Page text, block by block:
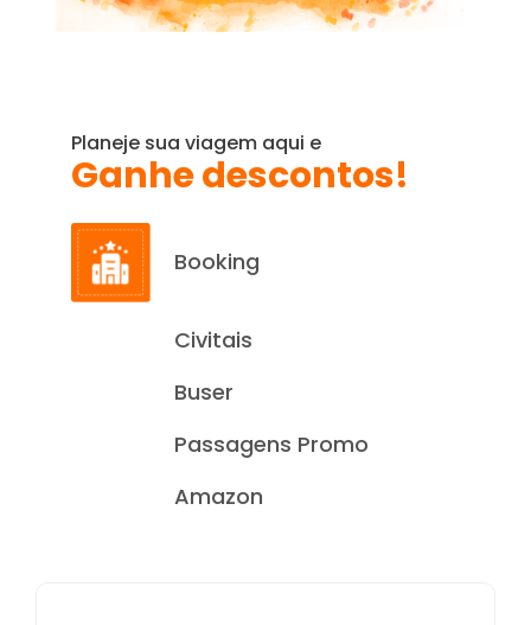
Planeje sua viagem aqui e
Ganhe descontos!
Booking
Civitais
Buser
Passagens Promo
Amazon